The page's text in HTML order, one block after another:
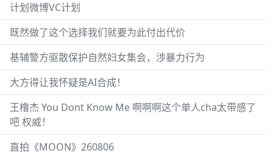
计划微博VC计划
既然做了这个选择我们就要为此付出代价
基辅警方驱散保护自然妇女集会，涉暴力行为
大方得让我怀疑是AI合成！
王橹杰 You Dont Know Me 啊啊啊这个单人cha太带感了
吧 权威！
直拍《MOON》260806